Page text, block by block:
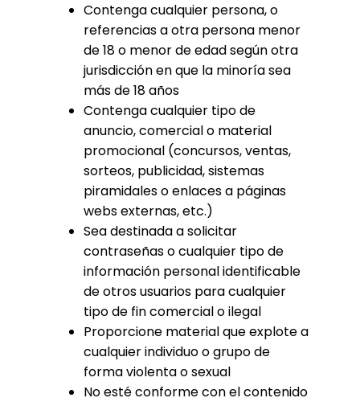
Contenga cualquier persona, o
referencias a otra persona menor
de 18 o menor de edad según otra
jurisdicción en que la minoría sea
más de 18 años
Contenga cualquier tipo de
anuncio, comercial o material
promocional (concursos, ventas,
sorteos, publicidad, sistemas
piramidales o enlaces a páginas
webs externas, etc.)
Sea destinada a solicitar
contraseñas o cualquier tipo de
información personal identificable
de otros usuarios para cualquier
tipo de fin comercial o ilegal
Proporcione material que explote a
cualquier individuo o grupo de
forma violenta o sexual
No esté conforme con el contenido